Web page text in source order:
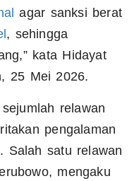
agar sanksi berat
, sehingga
kata Hidayat
25 Mei 2026.
relawan
pengalaman
Salah satu relawan
mengaku